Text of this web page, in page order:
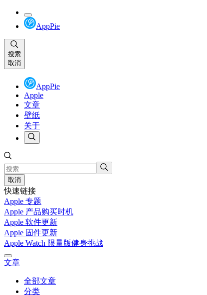
AppPie
搜索
取消
AppPie
Apple
文章
壁纸
关于
取消
快速链接
Apple 专题
Apple 产品购买时机
Apple 软件更新
Apple 固件更新
Apple Watch 限量版健身挑战
文章
全部文章
分类